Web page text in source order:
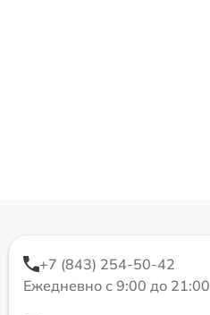
+7 (843) 254-50-42
Ежедневно с 9:00 до 21:00